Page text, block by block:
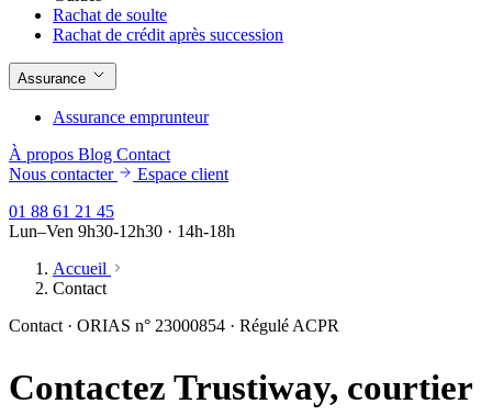
Rachat de soulte
Rachat de crédit après succession
Assurance
Assurance emprunteur
À propos Blog Contact
Nous contacter
Espace client
01 88 61 21 45
Lun–Ven 9h30-12h30 · 14h-18h
Accueil
Contact
Contact · ORIAS n° 23000854 · Régulé ACPR
Contactez Trustiway, courtier